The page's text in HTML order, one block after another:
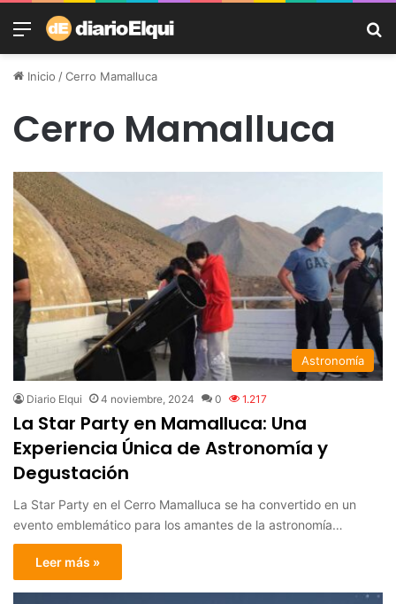
Menú
Inicio /Cerro Mamalluca
Cerro Mamalluca
Astronomía
Diario Elqui 4 noviembre, 2024 0 1.217
La Star Party en Mamalluca: Una
Experiencia Única de Astronomía y
Degustación
La Star Party en el Cerro Mamalluca se ha convertido en un
evento emblemático para los amantes de la astronomía…
Leer más »